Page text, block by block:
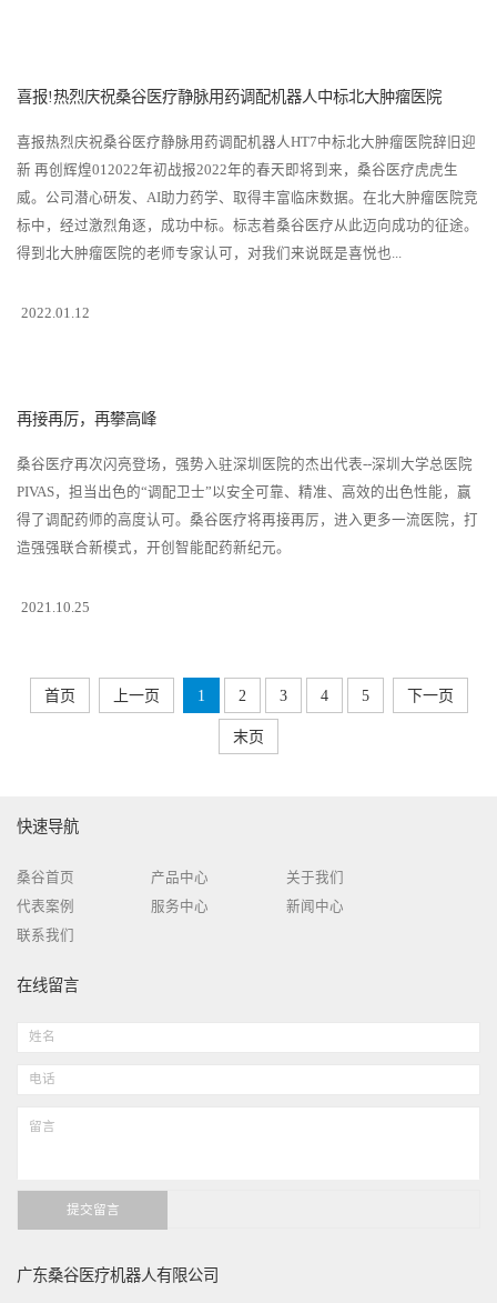
喜报!热烈庆祝桑谷医疗静脉用药调配机器人中标北大肿瘤医院
喜报热烈庆祝桑谷医疗静脉用药调配机器人HT7中标北大肿瘤医院辞旧迎
新 再创辉煌012022年初战报2022年的春天即将到来，桑谷医疗虎虎生
威。公司潜心研发、AI助力药学、取得丰富临床数据。在北大肿瘤医院竞
标中，经过激烈角逐，成功中标。标志着桑谷医疗从此迈向成功的征途。
得到北大肿瘤医院的老师专家认可，对我们来说既是喜悦也...
2022.01.12
再接再厉，再攀高峰
桑谷医疗再次闪亮登场，强势入驻深圳医院的杰出代表--深圳大学总医院
PIVAS，担当出色的“调配卫士”以安全可靠、精准、高效的出色性能，赢
得了调配药师的高度认可。桑谷医疗将再接再厉，进入更多一流医院，打
造强强联合新模式，开创智能配药新纪元。
2021.10.25
首页 上一页 1 2 3 4 5 下一页
末页
快速导航
桑谷首页 产品中心
关于我们
代表案例
服务中心
新闻中心
联系我们
在线留言
广东桑谷医疗机器人有限公司